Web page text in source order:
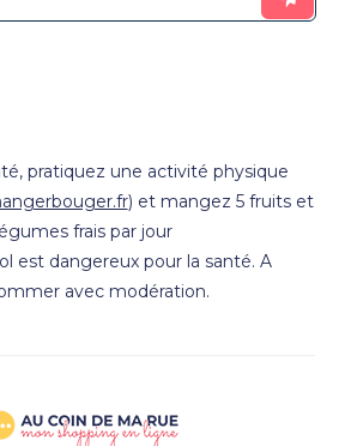
pratiquez une activité physique
) et mangez 5 fruits et
légumes frais par jour
est dangereux pour la santé. A
avec modération.